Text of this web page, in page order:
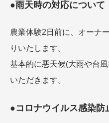
●雨天時の対応について
農業体験2日前に、オーナ
りいたします。
基本的に悪天候(大雨や台
いただきます。
●コロナウイルス感染防